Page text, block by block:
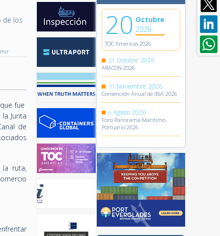
de los
fue
Junta
de
la ruta,
20 Octubre
2026
TOC Americas 2026
21 Octubre 2026
ARACON 2026
10 Noviembre 2026
Convención Anual de IBIA 2026
6 Agosto 2026
Foro Panorama Marítimo
Portuario 2026